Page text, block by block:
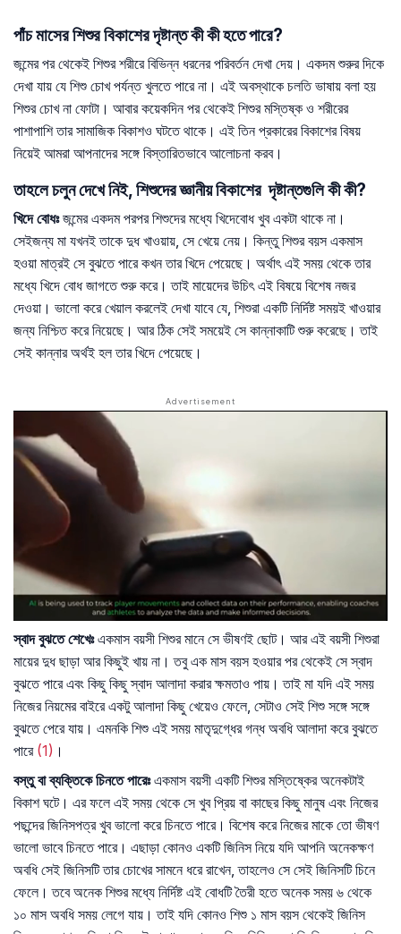
পাঁচ মাসের শিশুর বিকাশের দৃষ্টান্ত কী কী হতে পারে?
জন্মের পর থেকেই শিশুর শরীরে বিভিন্ন ধরনের পরিবর্তন দেখা দেয়। একদম শুরুর দিকে
দেখা যায় যে শিশু চোখ পর্যন্ত খুলতে পারে না। এই অবস্থাকে চলতি ভাষায় বলা হয়
শিশুর চোখ না ফোটা। আবার কয়েকদিন পর থেকেই শিশুর মস্তিষ্ক ও শরীরের
পাশাপাশি তার সামাজিক বিকাশও ঘটতে থাকে। এই তিন প্রকারের বিকাশের বিষয়
নিয়েই আমরা আপনাদের সঙ্গে বিস্তারিতভাবে আলোচনা করব।
তাহলে চলুন দেখে নিই, শিশুদের জ্ঞানীয় বিকাশের দৃষ্টান্তগুলি কী কী?
খিদে বোধঃজন্মের একদম পরপর শিশুদের মধ্যে খিদেবোধ খুব একটা থাকে না।
সেইজন্য মা যখনই তাকে দুধ খাওয়ায়, সে খেয়ে নেয়। কিন্তু শিশুর বয়স একমাস
হওয়া মাত্রই সে বুঝতে পারে কখন তার খিদে পেয়েছে। অর্থাৎ এই সময় থেকে তার
মধ্যে খিদে বোধ জাগতে শুরু করে। তাই মায়েদের উচিৎ এই বিষয়ে বিশেষ নজর
দেওয়া। ভালো করে খেয়াল করলেই দেখা যাবে যে, শিশুরা একটি নির্দিষ্ট সময়ই খাওয়ার
জন্য নিশ্চিত করে নিয়েছে। আর ঠিক সেই সময়েই সে কান্নাকাটি শুরু করেছে। তাই
সেই কান্নার অর্থই হল তার খিদে পেয়েছে।
স্বাদ বুঝতে শেখেঃএকমাস বয়সী শিশুর মানে সে ভীষণই ছোট। আর এই বয়সী শিশুরা
মায়ের দুধ ছাড়া আর কিছুই খায় না। তবু এক মাস বয়স হওয়ার পর থেকেই সে স্বাদ
বুঝতে পারে এবং কিছু কিছু স্বাদ আলাদা করার ক্ষমতাও পায়। তাই মা যদি এই সময়
নিজের নিয়মের বাইরে একটু আলাদা কিছু খেয়েও ফেলে, সেটাও সেই শিশু সঙ্গে সঙ্গে
বুঝতে পেরে যায়। এমনকি শিশু এই সময় মাতৃদুগ্ধের গন্ধ অবধি আলাদা করে বুঝতে
পারে (1) ।
বস্তু বা ব্যক্তিকে চিনতে পারেঃএকমাস বয়সী একটি শিশুর মস্তিষ্কের অনেকটাই
বিকাশ ঘটে। এর ফলে এই সময় থেকে সে খুব প্রিয় বা কাছের কিছু মানুষ এবং নিজের
পছন্দের জিনিসপত্র খুব ভালো করে চিনতে পারে। বিশেষ করে নিজের মাকে তো ভীষণ
ভালো ভাবে চিনতে পারে। এছাড়া কোনও একটি জিনিস নিয়ে যদি আপনি অনেকক্ষণ
অবধি সেই জিনিসটি তার চোখের সামনে ধরে রাখেন, তাহলেও সে সেই জিনিসটি চিনে
ফেলে। তবে অনেক শিশুর মধ্যে নির্দিষ্ট এই বোধটি তৈরী হতে অনেক সময় ৬ থেকে
১০ মাস অবধি সময় লেগে যায়। তাই যদি কোনও শিশু ১ মাস বয়স থেকেই জিনিস